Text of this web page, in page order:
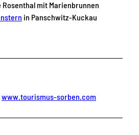
mit Marienbrunnen
in Panschwitz-Kuckau
www.tourismus-sorben.com